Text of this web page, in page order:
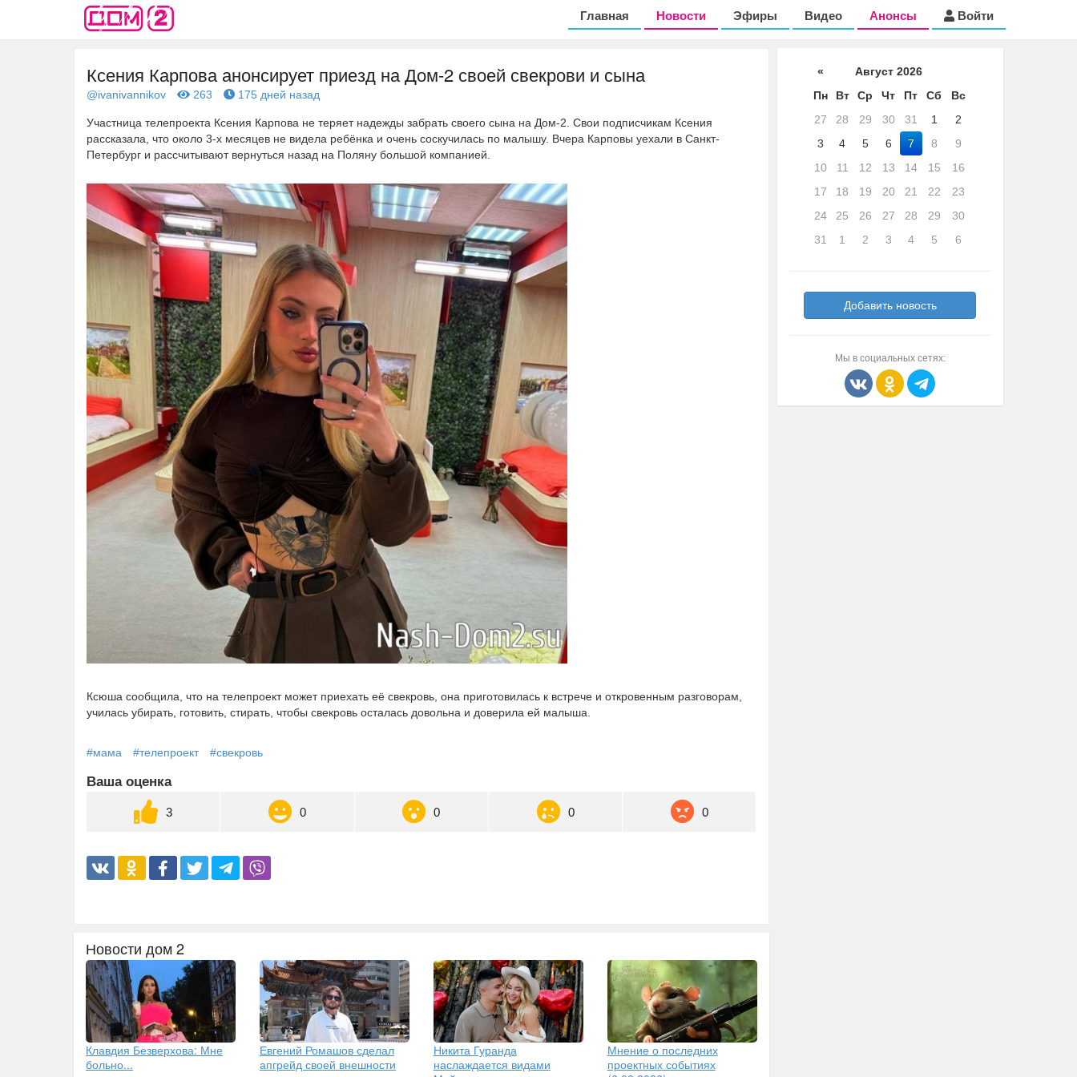
Главная Новости Эфиры Видео Анонсы Войти
Ксения Карпова анонсирует приезд на Дом-2 своей свекрови и сына
@ivanivannikov 263 175 дней назад
Участница телепроекта Ксения Карпова не теряет надежды забрать своего сына на Дом-2. Свои подписчикам Ксения
рассказала, что около 3-х месяцев не видела ребёнка и очень соскучилась по малышу. Вчера Карповы уехали в Санкт-
Петербург и рассчитывают вернуться назад на Поляну большой компанией.
Ксюша сообщила, что на телепроект может приехать её свекровь, она приготовилась к встрече и откровенным разговорам,
училась убирать, готовить, стирать, чтобы свекровь осталась довольна и доверила ей малыша.
#мама #телепроект #свекровь
Ваша оценка
3 0 0 0 0
Новости дом 2
Клавдия Безверхова: Мне
больно...
Евгений Ромашов сделал
апгрейд своей внешности
Никита Гуранда
наслаждается видами
Мнение о последних
проектных событиях
«
Август 2026
Пн
Вт Ср Чт Пт Сб
Вс
27
28 29 30 31 1
2
3
4 5 6 7 8
9
10
11 12 13 14 15
16
17
18 19 20 21 22
23
24
25 26 27 28 29
30
31
1 2 3 4 5 6
Добавить новость
Мы в социальных сетях: